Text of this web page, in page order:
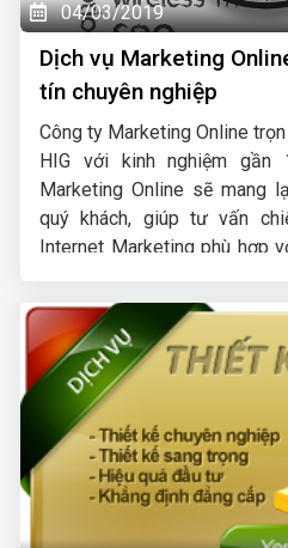
04/03/2019
Dịch vụ Marketing
tín chuyên nghiệp
Công ty Marketing Online
HIG với kinh nghiệm
Marketing Online sẽ mang
quý khách, giúp tư vấn
Internet Marketing phù hợp
nhất với chi phí hợp lý. Sau
hiểu sâu hơn về Marketing
và các bước thực hiện, quy